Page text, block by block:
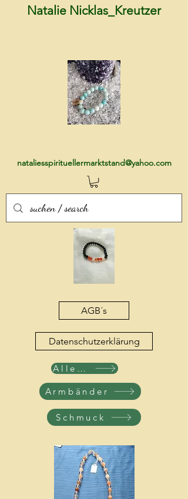
nataliesspirituellermarktstand@yahoo.com
Natalie Nicklas_Kreutzer
AGB´s
Datenschutzerklärung
Alle Produkte
Armbänder
Schmuck